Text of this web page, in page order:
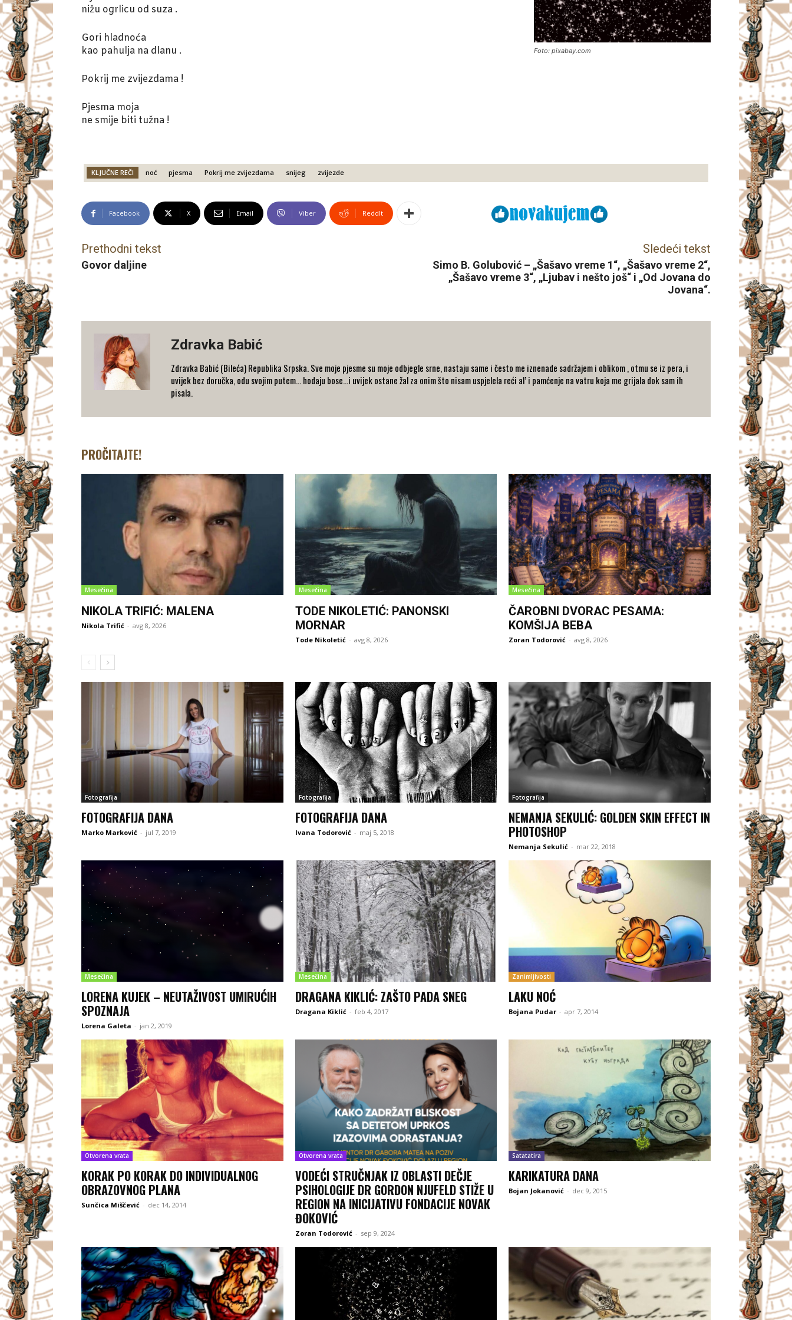
Foto: pixabay.com
nižu ogrlicu od suza .
Gori hladnoća
kao pahulja na dlanu .
Pokrij me zvijezdama !
Pjesma moja
ne smije biti tužna !
KLJUČNE REČI noć pjesma Pokrij me zvijezdama snijeg zvijezde
Facebook X Email Viber ReddIt
Prethodni tekst
Govor daljine
Sledeći tekst
Simo B. Golubović – „Šašavo vreme 1“, „Šašavo vreme 2“,
„Šašavo vreme 3“, „Ljubav i nešto još“ i „Od Jovana do
Jovana“.
Zdravka Babić
Zdravka Babić (Bileća) Republika Srpska. Sve moje pjesme su moje odbjegle srne, nastaju same i često me iznenade sadržajem i oblikom , otmu se iz pera, i
uvijek bez doručka, odu svojim putem… hodaju bose...i uvijek ostane žal za onim što nisam uspjelela reći al’ i pamćenje na vatru koja me grijala dok sam ih
pisala.
PROČITAJTE!
Mesečina
NIKOLA TRIFIĆ: MALENA
Nikola Trifić - avg 8, 2026
Mesečina
TODE NIKOLETIĆ: PANONSKI
MORNAR
Tode Nikoletić - avg 8, 2026
Mesečina
ČAROBNI DVORAC PESAMA:
KOMŠIJA BEBA
Zoran Todorović - avg 8, 2026
Fotografija
FOTOGRAFIJA DANA
Marko Marković - jul 7, 2019
Fotografija
FOTOGRAFIJA DANA
Ivana Todorović - maj 5, 2018
Fotografija
NEMANJA SEKULIĆ: GOLDEN SKIN EFFECT IN
PHOTOSHOP
Nemanja Sekulić - mar 22, 2018
Mesečina
LORENA KUJEK – NEUTAŽIVOST UMIRUĆIH
SPOZNAJA
Lorena Galeta - jan 2, 2019
Mesečina
DRAGANA KIKLIĆ: ZAŠTO PADA SNEG
Dragana Kiklić - feb 4, 2017
Zanimljivosti
LAKU NOĆ
Bojana Pudar - apr 7, 2014
Otvorena vrata
KORAK PO KORAK DO INDIVIDUALNOG
OBRAZOVNOG PLANA
Sunčica Miščević - dec 14, 2014
Otvorena vrata
VODEĆI STRUČNJAK IZ OBLASTI DEČJE
PSIHOLOGIJE DR GORDON NJUFELD STIŽE U
REGION NA INICIJATIVU FONDACIJE NOVAK
ĐOKOVIĆ
Zoran Todorović - sep 9, 2024
Satatatira
KARIKATURA DANA
Bojan Jokanović - dec 9, 2015